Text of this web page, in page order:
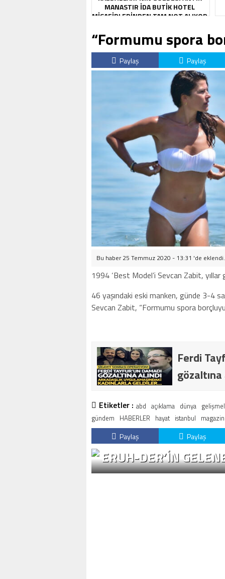
MANASTIR İDA BUTIK HOTEL
MISAFIRLERINDEN TAM NOT ALIYOR
“Formumu spora
Paylaş Paylaş
Bu haber 25 Temmuz 2020 - 13:31 'de eklendi.
1994 ‘Best Model’i Sevcan Zabit,
46 yaşındaki eski manken, günde 3-4
Sevcan Zabit, “Formumu spora
Ferdi
gözaltına
Etiketler : abd açıklama dünya
gündem HABERLER hayat istanbul magazin
Paylaş Paylaş
ERUH-DER’IN